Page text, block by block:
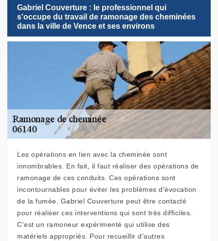
Gabriel Couverture : le professionnel qui
s'occupe du travail de ramonage des cheminées
dans la ville de Vence et ses environs
Les opérations en lien avec la cheminée sont
innombrables. En fait, il faut réaliser des opérations de
ramonage de ces conduits. Ces opérations sont
incontournables pour éviter les problèmes d'évocation
de la fumée. Gabriel Couverture peut être contacté
pour réaliser ces interventions qui sont très difficiles.
C'est un ramoneur expérimenté qui utilise des
matériels appropriés. Pour recueillir d'autres